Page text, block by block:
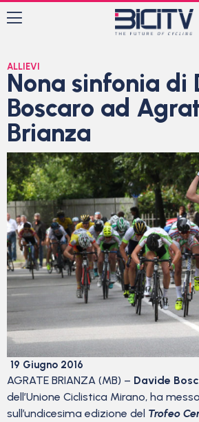
ALLIEVI
Nona sinfonia di
Boscaro ad
Brianza
19 Giugno 2016
AGRATE BRIANZA (MB) – Davide
dell’Unione Ciclistica Mirano, ha
sull’undicesima edizione del Trofeo